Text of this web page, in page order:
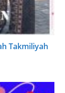
Takmiliyah